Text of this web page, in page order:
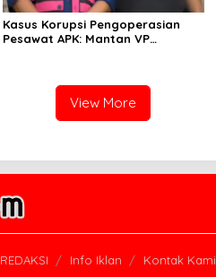
Kasus Korupsi Pengoperasian
Pesawat APK: Mantan VP
View More
REDAKSI Info Iklan Kontak Kami